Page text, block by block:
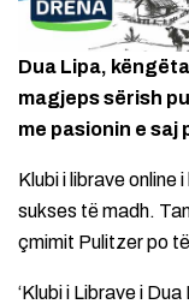
Dua Lipa,
magjeps sërish
me pasionin e saj
Klubi i librave online
sukses të madh.
çmimit Pulitzer po
‘Klubi i Librave i